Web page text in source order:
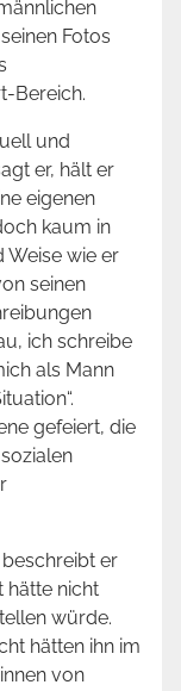
Fotos
Bereich.
und
er, hält er
eigenen
kaum in
Weise wie er
seinen
ich schreibe
als Mann
gefeiert, die
er
hätte nicht
würde.
hätten ihn im
von